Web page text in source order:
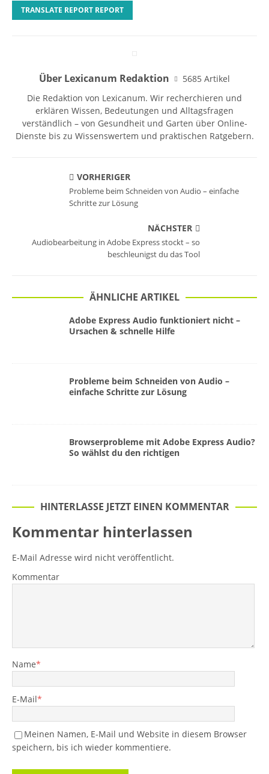
TRANSLATE REPORT REPORT
Über Lexicanum Redaktion
5685 Artikel
Die Redaktion von Lexicanum. Wir recherchieren und
erklären Wissen, Bedeutungen und Alltagsfragen
verständlich – von Gesundheit und Garten über Online-
Dienste bis zu Wissenswertem und praktischen Ratgebern.
VORHERIGER
Probleme beim Schneiden von Audio – einfache
Schritte zur Lösung
NÄCHSTER
Audiobearbeitung in Adobe Express stockt – so
beschleunigst du das Tool
ÄHNLICHE ARTIKEL
Adobe Express Audio funktioniert nicht –
Ursachen & schnelle Hilfe
Probleme beim Schneiden von Audio –
einfache Schritte zur Lösung
Browserprobleme mit Adobe Express Audio?
So wählst du den richtigen
HINTERLASSE JETZT EINEN KOMMENTAR
Kommentar hinterlassen
E-Mail Adresse wird nicht veröffentlicht.
Kommentar
Name*
E-Mail*
Meinen Namen, E-Mail und Website in diesem Browser
speichern, bis ich wieder kommentiere.